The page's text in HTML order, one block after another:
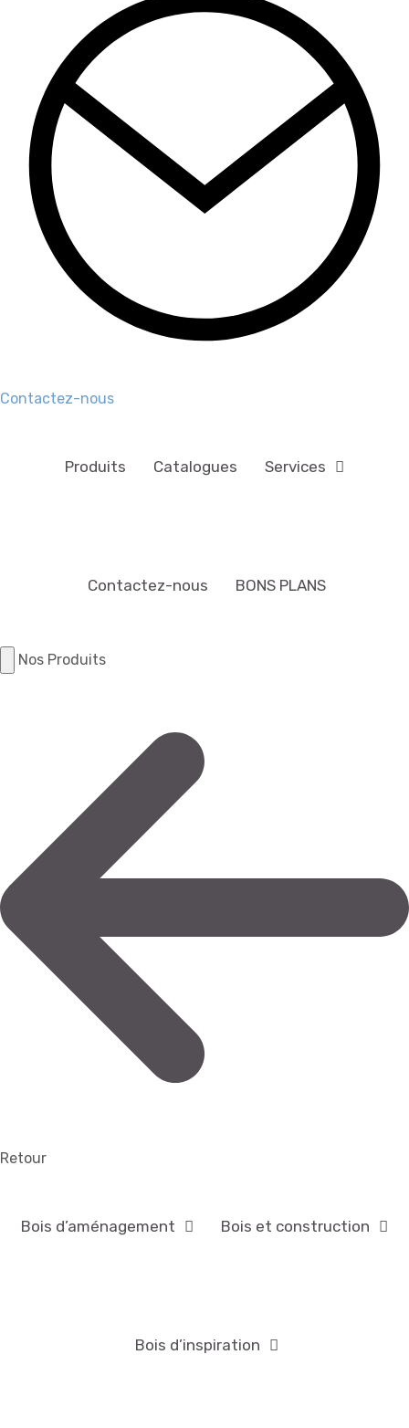
Contactez-nous
Produits Catalogues Services
Contactez-nous BONS PLANS
Nos Produits
Retour
Bois d’aménagement Bois et construction
Bois d’inspiration